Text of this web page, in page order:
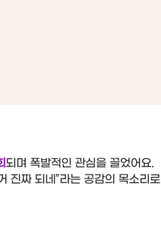
되며 폭발적인 관심을 끌었어요.
진짜 되네”라는 공감의 목소리로